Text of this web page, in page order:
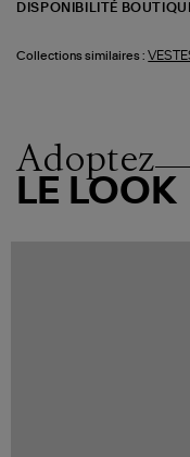
DISPONIBILITÉ
Collections similaires :
Adoptez
LE LOOK